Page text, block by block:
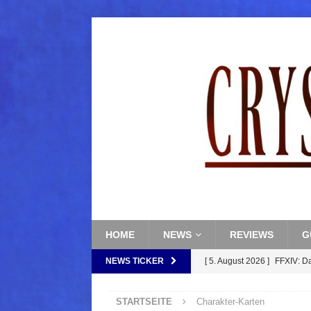
HOME NEWS REVIEWS
NEWS TICKER [ 5. August 2026 ] FFXIV:
STARTSEITE Charakter-Karten